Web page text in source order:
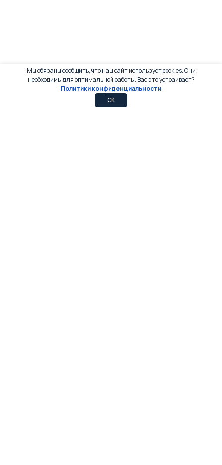
Мы обязаны сообщить, что наш сайт использует cookies. Они
необходимы для оптимальной работы. Вас это устраивает?
Политики конфиденциальности
OK